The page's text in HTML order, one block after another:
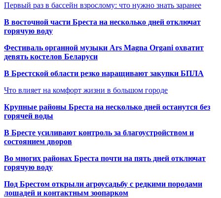
Первый раз в бассейн взрослому: что нужно знать заранее
В восточной части Бреста на несколько дней отключат
горячую воду
Фестиваль органной музыки Ars Magna Organi охватит
девять костелов Беларуси
В Брестской области резко наращивают закупки БПЛА
Что влияет на комфорт жизни в большом городе
Крупные районы Бреста на несколько дней останутся без
горячей воды
В Бресте усиливают контроль за благоустройством и
состоянием дворов
Во многих районах Бреста почти на пять дней отключат
горячую воду
Под Брестом открыли агроусадьбу с редкими породами
лошадей и контактным зоопарком